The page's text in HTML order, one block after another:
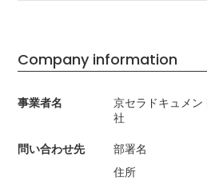
Company information
事業者名
京セラドキュメン
社
問い合わせ先
部署名
住所